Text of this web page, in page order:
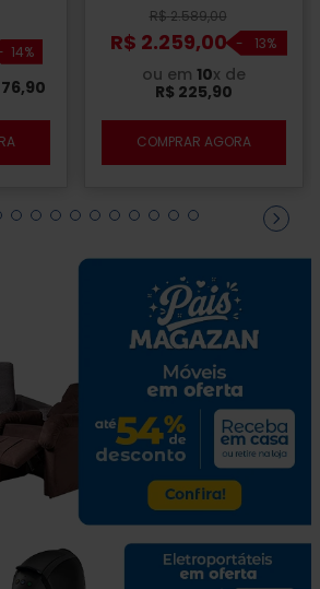
14%
76,90
R$2.589,00
R$ 2.259,00 - 13%
ou em 10x de
R$ 225,90
COMPRAR AGORA